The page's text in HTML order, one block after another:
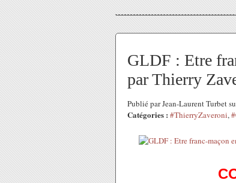
GLDF : Etre
par Thierry
Publié par Jean-Laurent Turbet
Catégories : #ThierryZaveroni,